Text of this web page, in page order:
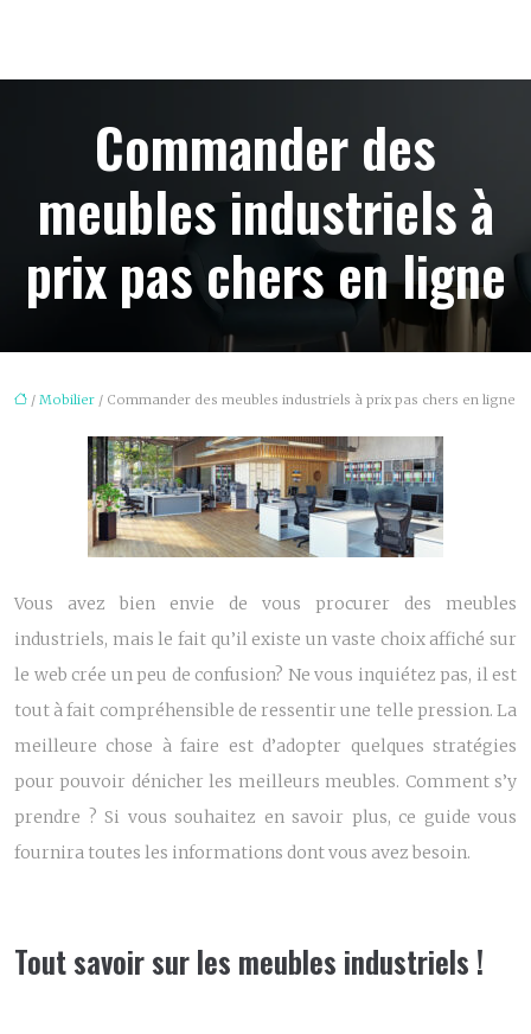
Commander des
meubles industriels à
prix pas chers en ligne
/ Mobilier / Commander des meubles industriels à prix pas chers en ligne
Vous avez bien envie de vous procurer des meubles
industriels, mais le fait qu’il existe un vaste choix affiché sur
le web crée un peu de confusion? Ne vous inquiétez pas, il est
tout à fait compréhensible de ressentir une telle pression. La
meilleure chose à faire est d’adopter quelques stratégies
pour pouvoir dénicher les meilleurs meubles. Comment s’y
prendre ? Si vous souhaitez en savoir plus, ce guide vous
fournira toutes les informations dont vous avez besoin.
Tout savoir sur les meubles industriels !